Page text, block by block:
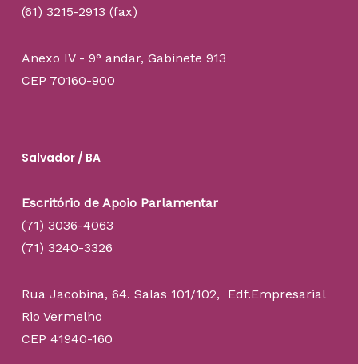
(61) 3215-2913 (fax)
Anexo IV - 9° andar, Gabinete 913
CEP 70160-900
Salvador / BA
Escritório de Apoio Parlamentar
(71) 3036-4063
(71) 3240-3326
Rua Jacobina, 64. Salas 101/102, Edf.Empresarial
Rio Vermelho
CEP 41940-160